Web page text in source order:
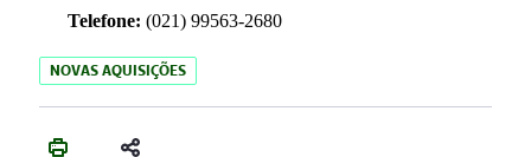
Telefone: (021) 99563-2680
NOVAS AQUISIÇÕES